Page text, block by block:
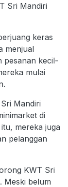
Sri Mandiri
keras
menjual
pesanan kecil-
mulai
Mandiri
di
mereka juga
pelanggan
KWT Sri
Meski belum